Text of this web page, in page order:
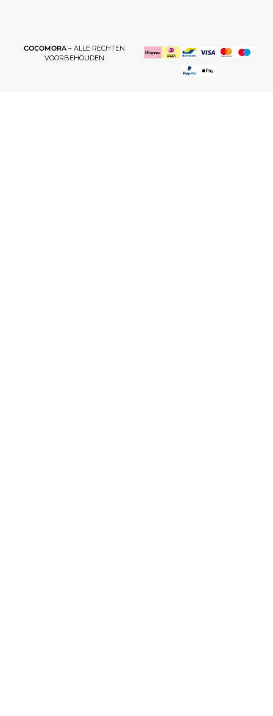
COCOMORA – ALLE RECHTEN
VOORBEHOUDEN